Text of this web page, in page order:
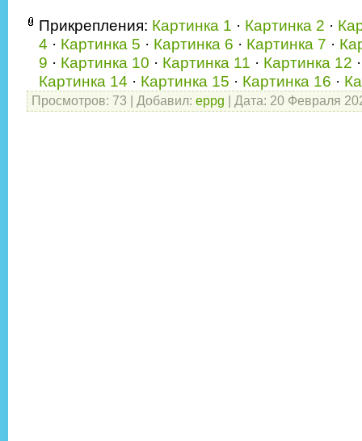
Прикрепления: Картинка 1 · Картинка 2 ·
4 · Картинка 5 · Картинка 6 · Картинка 7 ·
9 · Картинка 10 · Картинка 11 · Картинка 12
Картинка 14 · Картинка 15 · Картинка 16 ·
Просмотров: 73 Добавил: eppg Дата: 20 Февраля